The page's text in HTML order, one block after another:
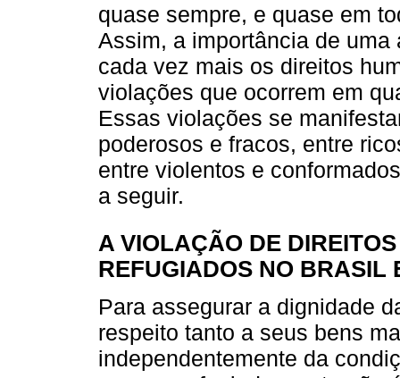
quase sempre, e quase em
Assim, a importância de
cada vez mais os direitos
violações que ocorrem em
Essas violações se
poderosos e fracos, entre
entre violentos e
a seguir.
A VIOLAÇÃO DE
REFUGIADOS NO BRASIL
Para assegurar a dignidade
respeito tanto a seus bens
independentemente da